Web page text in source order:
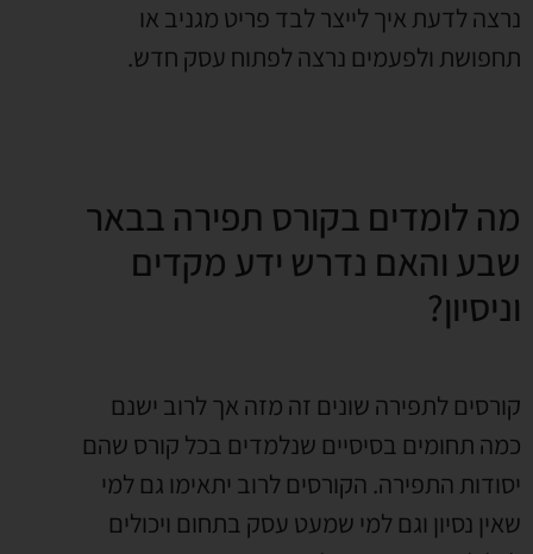
נרצה לדעת איך לייצר לבד פריט מגניב או
תחפושת ולפעמים נרצה לפתוח עסק חדש.
מה לומדים בקורס תפירה בבאר
שבע והאם נדרש ידע מקדים
וניסיון?
קורסים לתפירה שונים זה מזה אך לרוב ישנם
כמה תחומים בסיסיים שנלמדים בכל קורס שהם
יסודות התפירה. הקורסים לרוב יתאימו גם למי
שאין נסיון וגם למי שמעט עסק בתחום ויכולים